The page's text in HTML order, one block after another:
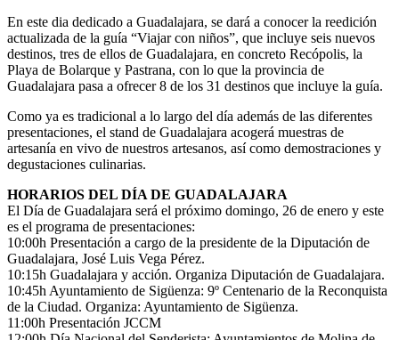
En este dia dedicado a Guadalajara, se dará a conocer la reedición
actualizada de la guía “Viajar con niños”, que incluye seis nuevos
destinos, tres de ellos de Guadalajara, en concreto Recópolis, la
Playa de Bolarque y Pastrana, con lo que la provincia de
Guadalajara pasa a ofrecer 8 de los 31 destinos que incluye la guía.
Como ya es tradicional a lo largo del día además de las diferentes
presentaciones, el stand de Guadalajara acogerá muestras de
artesanía en vivo de nuestros artesanos, así como demostraciones y
degustaciones culinarias.
HORARIOS DEL DÍA DE GUADALAJARA
El Día de Guadalajara será el próximo domingo, 26 de enero y este
es el programa de presentaciones:
10:00h Presentación a cargo de la presidente de la Diputación de
Guadalajara, José Luis Vega Pérez.
10:15h Guadalajara y acción. Organiza Diputación de Guadalajara.
10:45h Ayuntamiento de Sigüenza: 9º Centenario de la Reconquista
de la Ciudad. Organiza: Ayuntamiento de Sigüenza.
11:00h Presentación JCCM